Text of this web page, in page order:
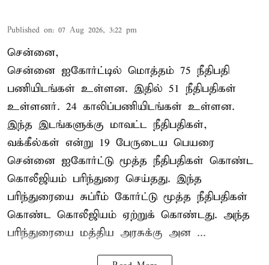
Published on: 07 Aug 2026, 3:22 pm
சென்னை,
சென்னை ஐகோர்ட்டில் மொத்தம் 75 நீதிபதி
பணியிடங்கள் உள்ளன. இதில் 51 நீதிபதிகள்
உள்ளனர். 24 காலிப்பணியிடங்கள் உள்ளன.
இந்த இடங்களுக்கு மாவட்ட நீதிபதிகள்,
வக்கீல்கள் என்று 19 பேருடைய பெயரை
சென்னை ஐகோர்ட்டு மூத்த நீதிபதிகள் கொண்ட
கொலீஜியம் பரிந்துரை செய்தது. இந்த
பரிந்துரையை சுப்ரீம் கோர்ட்டு மூத்த நீதிபதிகள்
கொண்ட கொலீஜியம் ஏற்றுக் கொண்டது. அந்த
பரிந்துரையை மத்திய அரசுக்கு அன ...